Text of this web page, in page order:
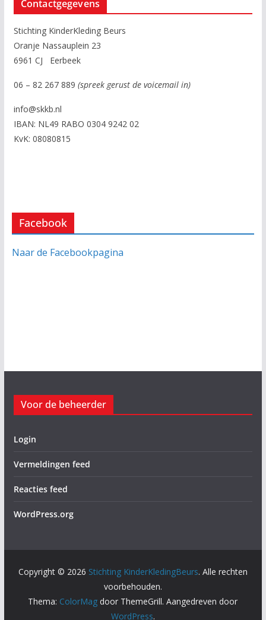
Contactgegevens
Stichting KinderKleding Beurs
Oranje Nassauplein 23
6961 CJ Eerbeek
06 – 82 267 889 (spreek gerust de voicemail in)
info@skkb.nl
IBAN: NL49 RABO 0304 9242 02
KvK: 08080815
Facebook
Naar de Facebookpagina
Voor de beheerder
Login
Vermeldingen feed
Reacties feed
WordPress.org
Copyright © 2026 Stichting KinderKledingBeurs. Alle rechten
voorbehouden.
Thema: ColorMag door ThemeGrill. Aangedreven door
WordPress.